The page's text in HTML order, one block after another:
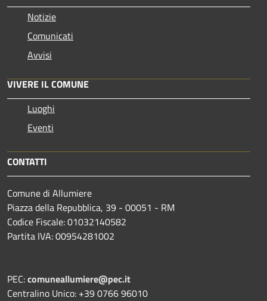
Notizie
Comunicati
Avvisi
VIVERE IL COMUNE
Luoghi
Eventi
CONTATTI
Comune di Allumiere
Piazza della Repubblica, 39 - 00051 - RM
Codice Fiscale: 01032140582
Partita IVA: 00954281002
PEC:comuneallumiere@pec.it
Centralino Unico: +39 0766 96010